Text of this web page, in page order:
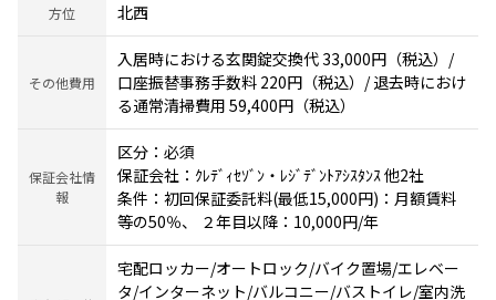
方位 北西
その他費用
入居時における玄関錠交換代 33,000円（税込）/
口座振替事務手数料 220円（税込）/ 退去時におけ
る通常清掃費用 59,400円（税込）
保証会社情
報
区分：必須
保証会社：ｸﾚﾃﾞｨｾｿﾞﾝ・ﾚｼﾞﾃﾞﾝﾄｱｼｽﾀﾝｽ 他2社
条件：初回保証委託料(最低15,000円)：月額賃料
等の50％、 ２年目以降：10,000円/年
宅配ロッカー/オートロック/バイク置場/エレベー
タ/インターネット/バルコニー/バストイレ/室内洗